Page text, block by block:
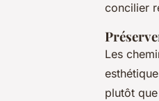
concilier
Les
plutôt